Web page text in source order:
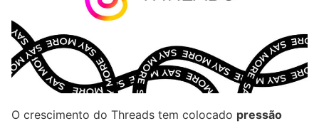
O crescimento do Threads tem colocado pressão